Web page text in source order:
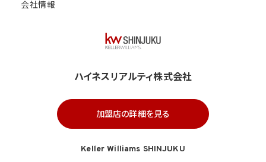
会社情報
ハイネスリアルティ株式会社
加盟店の詳細を見る
Keller Williams SHINJUKU